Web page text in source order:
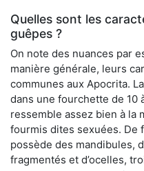
Quelles sont les
guêpes ?
On note des nuances par
manière générale, leurs
communes aux Apocrita.
dans une fourchette de 10
ressemble assez bien à la
fourmis dites sexuées. De
possède des mandibules,
fragmentés et d’ocelles,